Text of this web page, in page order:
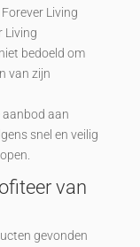
Living
Living
bedoeld om
van zijn
aan
snel en veilig
van
gevonden